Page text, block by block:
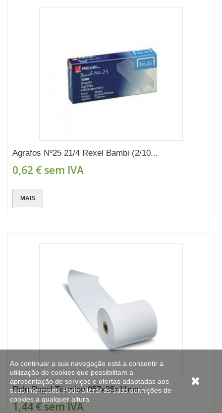
Agrafos Nº25 21/4 Rexel Bambi (2/10...
0,62 € sem IVA
MAIS
Rolo Papel Térmico 057x35x11mm...
1,44 €sem IVA
Ao continuar a sua navegação está a consentir a
utilização de cookies que possibilitam a
apresentação de serviços e ofertas adaptadas aos
seus interesses. Pode alterar as suas definições de
cookies a qualquer altura.